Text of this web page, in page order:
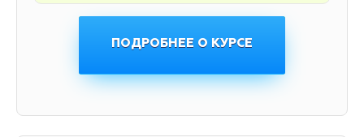
ПОДРОБНЕЕ О КУРСЕ